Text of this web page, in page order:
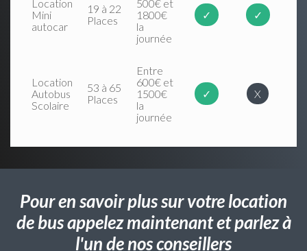
Location
Mini
autocar
19 à 22
Places
500€ et
1800€
la
journée
✓ ✓
Location
Autobus
Scolaire
53 à 65
Places
Entre
600€ et
1500€
la
journée
✓ X
Pour en savoir plus sur votre location
de bus appelez maintenant et parlez à
l'un de nos conseillers